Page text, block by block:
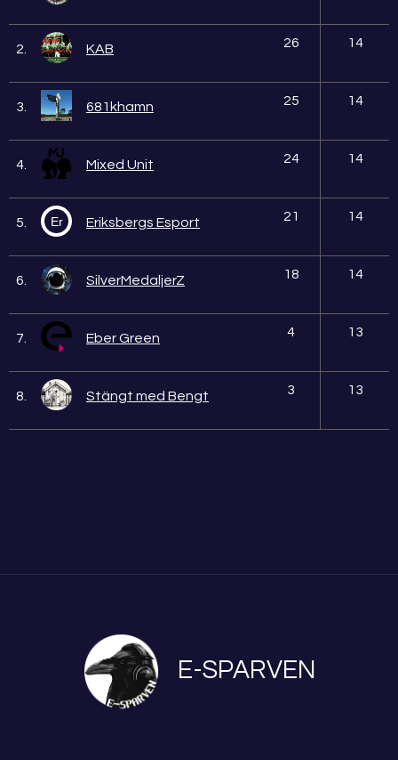
2. KAB 26 14
3. 681khamn 25 14
4. Mixed Unit 24 14
5. Er Eriksbergs Esport 21 14
6. SilverMedaljerZ 18 14
7. Eber Green 4 13
8. Stängt med Bengt 3 13
E-SPARVEN